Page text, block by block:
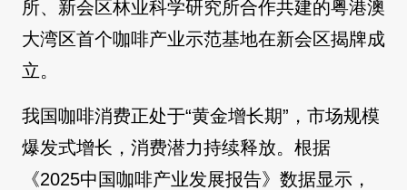
所、新会区林业科学研究所合作共建的粤港澳
大湾区首个咖啡产业示范基地在新会区揭牌成
立。
我国咖啡消费正处于“黄金增长期”，市场规模
爆发式增长，消费潜力持续释放。根据
《2025中国咖啡产业发展报告》数据显示，